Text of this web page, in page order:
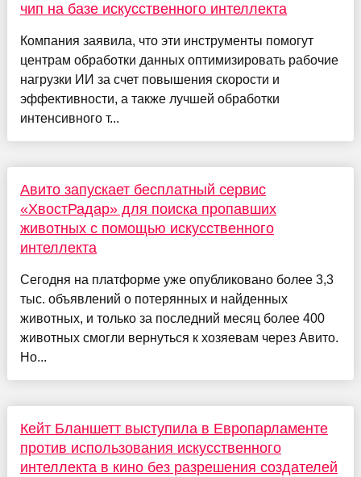
чип на базе искусственного интеллекта
Компания заявила, что эти инструменты помогут
центрам обработки данных оптимизировать рабочие
нагрузки ИИ за счет повышения скорости и
эффективности, а также лучшей обработки
интенсивного т...
Авито запускает бесплатный сервис
«ХвостРадар» для поиска пропавших
животных с помощью искусственного
интеллекта
Сегодня на платформе уже опубликовано более 3,3
тыс. объявлений о потерянных и найденных
животных, и только за последний месяц более 400
животных смогли вернуться к хозяевам через Авито.
Но...
Кейт Бланшетт выступила в Европарламенте
против использования искусственного
интеллекта в кино без разрешения создателей